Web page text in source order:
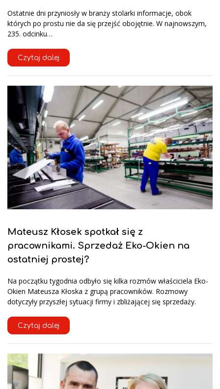
Ostatnie dni przyniosły w branży stolarki informacje, obok
których po prostu nie da się przejść obojętnie. W najnowszym,
235. odcinku…
Czytaj dalej
Mateusz Kłosek spotkał się z
pracownikami. Sprzedaż Eko-Okien na
ostatniej prostej?
Na początku tygodnia odbyło się kilka rozmów właściciela Eko-
Okien Mateusza Kłoska z grupą pracowników. Rozmowy
dotyczyły przyszłej sytuacji firmy i zbliżającej się sprzedaży.
Czytaj dalej